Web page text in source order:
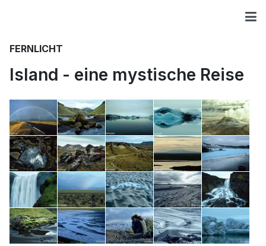
FERNLICHT
Island - eine mystische Reise